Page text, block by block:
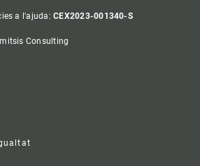
a l'ajuda:CEX2023-001340-S
Consulting